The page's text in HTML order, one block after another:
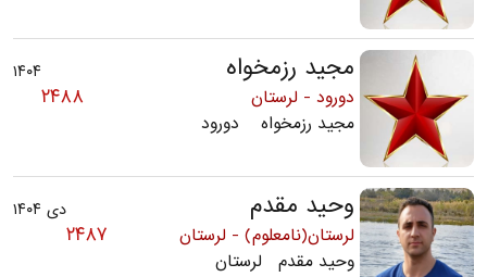
۱۴۰۴ مجید رزمخواه
۲۴۸۸
دورود - لرستان
مجید رزمخواه دورود
دی ۱۴۰۴ وحید مقدم
۲۴۸۷
لرستان(نامعلوم) - لرستان
وحید مقدم لرستان